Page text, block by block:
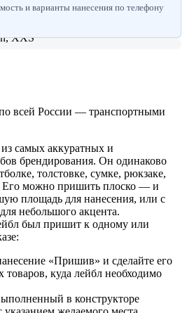
и варианты нанесения по телефону
всей России — транспортными
самых аккуратных и
брендирования. Он одинаково
толстовке, сумке, рюкзаке,
Его можно пришить плоско — и
площадь для нанесения, или с
небольшого акцента.
был пришит к одному или
«Пришив» и сделайте его
товаров, куда лейбл необходимо
в конструкторе